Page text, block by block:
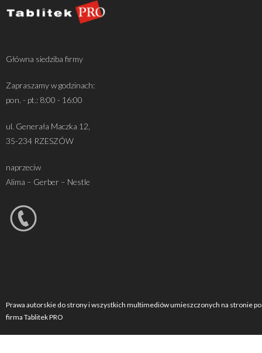
Główna siedziba firmy
Zapraszamy w godzinach:
pon. - pt.: 8:00 - 16:00
ul. Generała Maczka 12,
35-234 RZESZÓW
naprzeciw
Alima – Gerber – Nestle
Prawa autorskie do strony i wszystkich multimediów umieszczonych na stronie
firma Tablitek PRO